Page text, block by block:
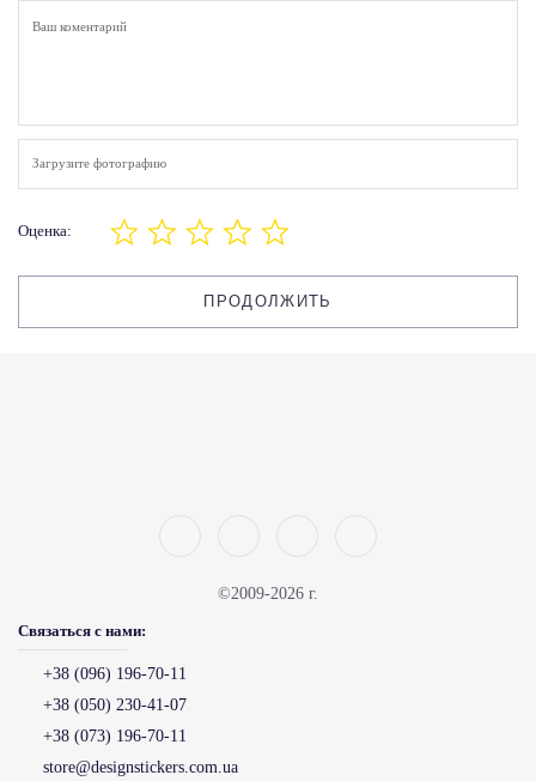
Загрузите фотографию
Оценка:
ПРОДОЛЖИТЬ
©2009-2026 г.
Связаться с нами:
+38 (096) 196-70-11
+38 (050) 230-41-07
+38 (073) 196-70-11
store@designstickers.com.ua